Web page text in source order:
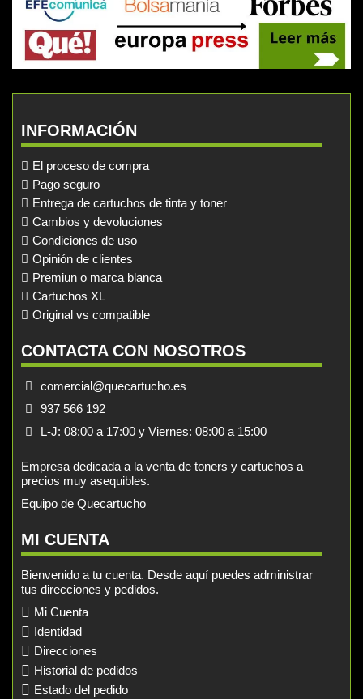
INFORMACIÓN
El proceso de compra
Pago seguro
Entrega de cartuchos de tinta y toner
Cambios y devoluciones
Condiciones de uso
Opinión de clientes
Premiun o marca blanca
Cartuchos XL
Original vs compatible
CONTACTA CON NOSOTROS
comercial@quecartucho.es
937 566 192
L-J: 08:00 a 17:00 y Viernes: 08:00 a 15:00
Empresa dedicada a la venta de toners y cartuchos a
precios muy asequibles.
Equipo de Quecartucho
MI CUENTA
Bienvenido a tu cuenta. Desde aquí puedes administrar
tus direcciones y pedidos.
Mi Cuenta
Identidad
Direcciones
Historial de pedidos
Estado del pedido